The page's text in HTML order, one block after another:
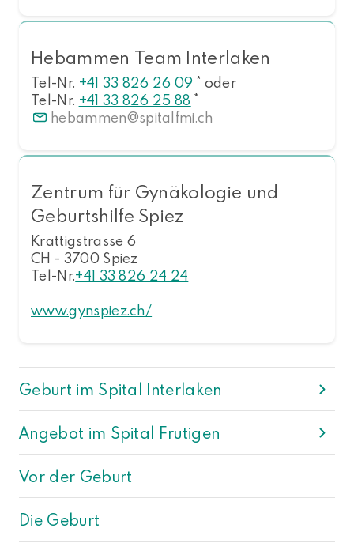
Geburt im Spital Interlaken
Angebot im Spital Frutigen
Vor der Geburt
Die Geburt
Hebammen Team Interlaken
Tel-Nr. +41 33 826 26 09 * oder
Tel-Nr. +41 33 826 25 88 *
hebammen
spitalfmi.ch
Zentrum für Gynäkologie und
Geburtshilfe Spiez
Krattigstrasse 6
CH - 3700 Spiez
Tel-Nr.+41 33 826 24 24
www.gynspiez.ch/